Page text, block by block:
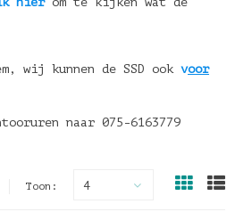
wij kunnen de SSD ook voor
naar 075-6163779
Toon: 4